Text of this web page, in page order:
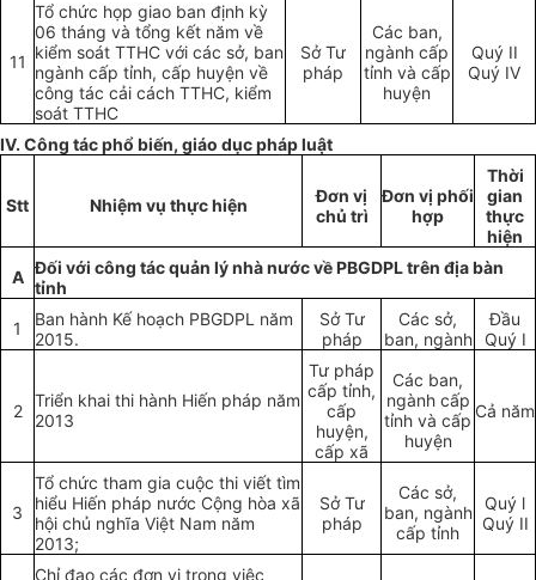
11
Tổ chức họp giao ban định kỳ
06 tháng và tổng kết năm về
kiểm soát TTHC với các sở, ban
ngành cấp tỉnh, cấp huyện về
công tác cải cách TTHC, kiểm
soát TTHC
Sở Tư
pháp
Các ban,
ngành cấp
tỉnh và cấp
huyện
Quý II
Quý IV
IV. Công tác phổ biến, giáo dục pháp luật
Stt Nhiệm vụ thực hiện
Đơn vị
chủ trì
Đơn vị phối
hợp
Thời
gian
thực
hiện
A Đối với công tác quản lý nhà nước về PBGDPL trên địa bàn
tỉnh
1
Ban hành Kế hoạch PBGDPL năm
2015.
Sở Tư
pháp
Các sở,
ban, ngành
Đầu
Quý I
2
Triển khai thi hành Hiến pháp năm
2013
Tư pháp
cấp tỉnh,
cấp
huyện,
cấp xã
Các ban,
ngành cấp
tỉnh và cấp
huyện
Cả năm
3
Tổ chức tham gia cuộc thi viết tìm
hiểu Hiến pháp nước Cộng hòa xã
hội chủ nghĩa Việt Nam năm
2013;
Sở Tư
pháp
Các sở,
ban, ngành
cấp tỉnh
Quý l
QuýII
Chỉ đạo các đơn vị trong việc